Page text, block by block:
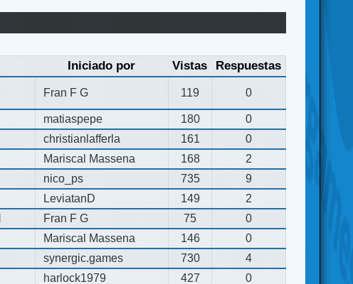
Iniciado por Vistas Respuestas
Fran F G 119 0
matiaspepe 180
0
christianlafferla 161
0
Mariscal Massena 168
2
nico_ps 735
9
LeviatanD 149
2
Fran F G 75
0
Mariscal Massena 146
0
synergic.games 730
4
harlock1979 427
0